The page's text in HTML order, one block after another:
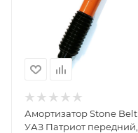
Амортизатор Stone Belt
УАЗ Патриот передний,